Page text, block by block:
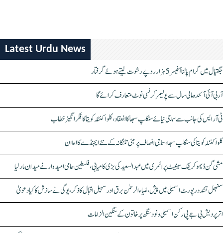
Latest Urdu News
جگتیال میں گرام پالنا آفیسر 5 ہزار روپے رشوت لیتے ہوئے گرفتار
آر بی آئی آئندہ مالی سال سے پولیمر کرنسی نوٹ متعارف کرائے گا
ٹی آر ایس کی جانب سے سماجی نیائے سنکلپ سبھا کا انعقاد، کلواکنٹلہ کویتا کا فکر انگیز خطاب
کلواکنٹلہ کویتا کی سنکلپ سبھا، سماجی انصاف پر مبنی تلنگانہ کے نئے ایجنڈے کا اعلان
مشی گن ڈیموکریٹک سینیٹ پرائمری میں عبدالسعید کی بڑی کامیابی، فلسطین حامی امیدوار نے میدان مار لیا
سنبھل تشدد رپورٹ اسمبلی میں پیش، ضیاء الرحمٰن برق اور سہیل اقبال کا ذکر، یوگی نے سازش کا کیا دعویٰ
اتر پردیش بی جے پی رکن اسمبلی ونود سنگھ پر خاتون کے سنگین الزامات